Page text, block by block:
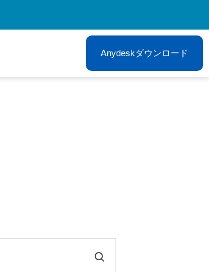
Anydeskダウンロード